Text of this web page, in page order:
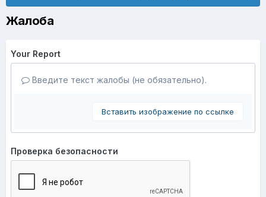
Жалоба
Your Report
Введите текст жалобы (не обязательно).
Вставить изображение по ссылке
Проверка безопасности